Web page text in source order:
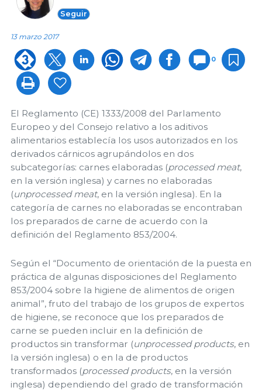
Seguir
13 marzo 2017
0
El Reglamento (CE) 1333/2008 del Parlamento
Europeo y del Consejo relativo a los aditivos
alimentarios establecía los usos autorizados en los
derivados cárnicos agrupándolos en dos
subcategorías: carnes elaboradas (processed meat,
en la versión inglesa) y carnes no elaboradas
(unprocessed meat, en la versión inglesa). En la
categoría de carnes no elaboradas se encontraban
los preparados de carne de acuerdo con la
definición del Reglamento 853/2004.
Según el “Documento de orientación de la puesta en
práctica de algunas disposiciones del Reglamento
853/2004 sobre la higiene de alimentos de origen
animal”, fruto del trabajo de los grupos de expertos
de higiene, se reconoce que los preparados de
carne se pueden incluir en la definición de
productos sin transformar (unprocessed products, en
la versión inglesa) o en la de productos
transformados (processed products, en la versión
inglesa) dependiendo del grado de transformación